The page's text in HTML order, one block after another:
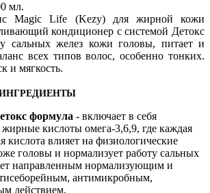
мл.
Magic Life (Kezy) для жирной кожи
кондиционер с системой Детокс
сальных желез кожи головы, питает и
всех типов волос, особенно тонких.
и мягкость.
формула - включает в себя
кислоты омега-3,6,9, где каждая
кислота влияет на физиологические
головы и нормализует работу сальных
направленным нормализующим и
антимикробным,
действием.